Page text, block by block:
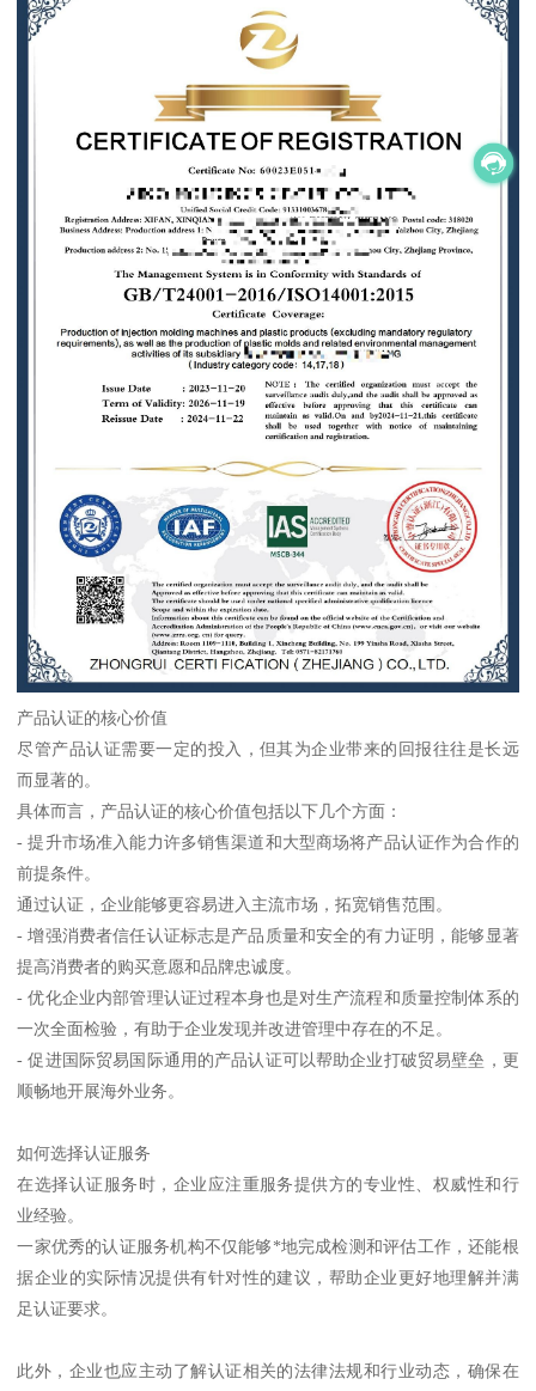
产品认证的核心价值
尽管产品认证需要一定的投入，但其为企业带来的回报往往是长远
而显著的。
具体而言，产品认证的核心价值包括以下几个方面：
- 提升市场准入能力许多销售渠道和大型商场将产品认证作为合作的
前提条件。
通过认证，企业能够更容易进入主流市场，拓宽销售范围。
- 增强消费者信任认证标志是产品质量和安全的有力证明，能够显著
提高消费者的购买意愿和品牌忠诚度。
- 优化企业内部管理认证过程本身也是对生产流程和质量控制体系的
一次全面检验，有助于企业发现并改进管理中存在的不足。
- 促进国际贸易国际通用的产品认证可以帮助企业打破贸易壁垒，更
顺畅地开展海外业务。
如何选择认证服务
在选择认证服务时，企业应注重服务提供方的专业性、权威性和行
业经验。
一家优秀的认证服务机构不仅能够*地完成检测和评估工作，还能根
据企业的实际情况提供有针对性的建议，帮助企业更好地理解并满
足认证要求。
此外，企业也应主动了解认证相关的法律法规和行业动态，确保在